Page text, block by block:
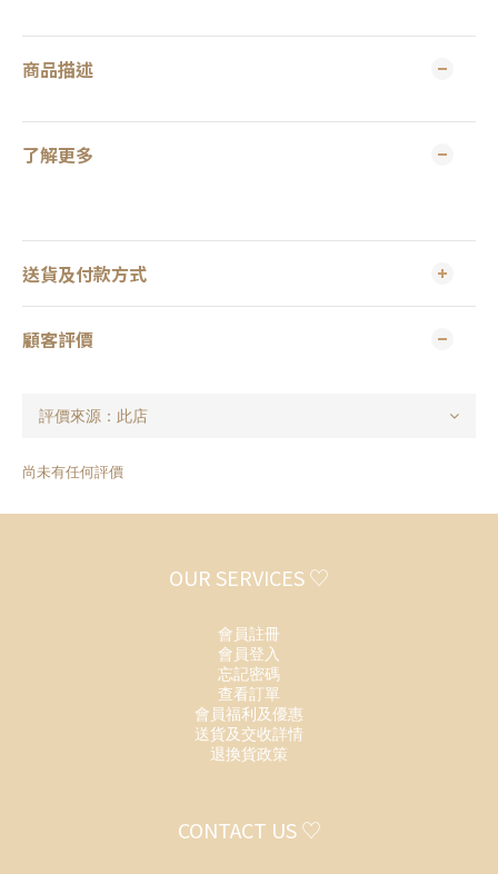
商品描述
了解更多
送貨及付款方式
顧客評價
尚未有任何評價
OUR SERVICES ♡
會員註冊
會員登入
忘記密碼
查看訂單
會員福利及優惠
送貨及交收詳情
退換貨政策
CONTACT US ♡